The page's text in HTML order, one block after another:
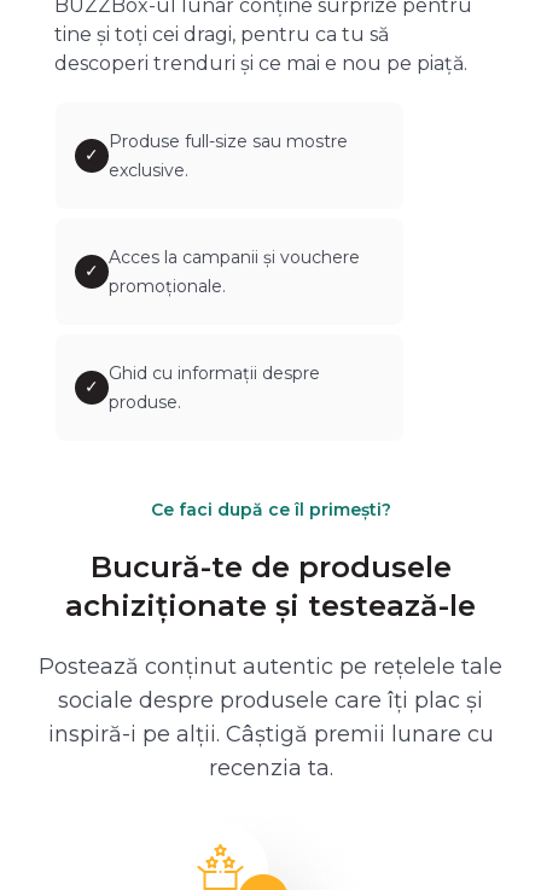
BUZZBox-ul lunar conține surprize pentru
tine și toți cei dragi, pentru ca tu să
descoperi trenduri și ce mai e nou pe piață.
✓
Produse full-size sau mostre
exclusive.
✓
Acces la campanii și vouchere
promoționale.
✓
Ghid cu informații despre
produse.
Ce faci după ce îl primești?
Bucură-te de produsele
achiziționate și testează-le
Postează conținut autentic pe rețelele tale
sociale despre produsele care îți plac și
inspiră-i pe alții. Câștigă premii lunare cu
recenzia ta.